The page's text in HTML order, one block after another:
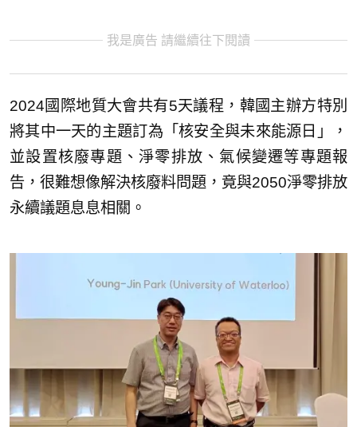
我是廣告 請繼續往下閱讀
2024國際地質大會共有5天議程，韓國主辦方特別
將其中一天的主題訂為「核安全與未來能源日」，
並設置核廢專題、淨零排放、氣候變遷等專題報
告，很難想像解決核廢料問題，竟與2050淨零排放
永續議題息息相關。